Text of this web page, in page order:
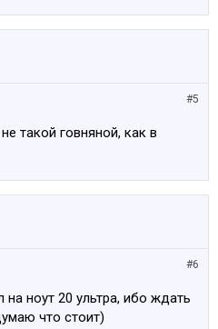
#5
такой говняной, как в
#6
ноут 20 ультра, ибо ждать
что стоит)